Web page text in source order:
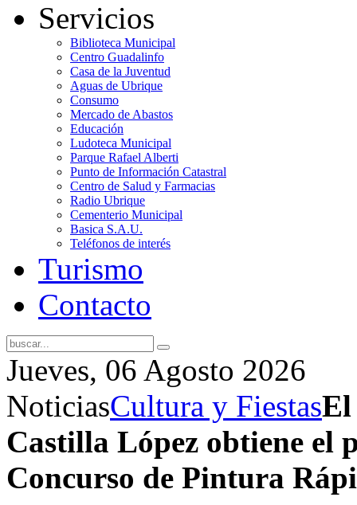
Servicios
Biblioteca Municipal
Centro Guadalinfo
Casa de la Juventud
Aguas de Ubrique
Consumo
Mercado de Abastos
Educación
Ludoteca Municipal
Parque Rafael Alberti
Punto de Información Catastral
Centro de Salud y Farmacias
Radio Ubrique
Cementerio Municipal
Basica S.A.U.
Teléfonos de interés
Turismo
Contacto
Jueves, 06 Agosto 2026
NoticiasCultura y FiestasEl
Castilla López obtiene
Concurso de Pintura